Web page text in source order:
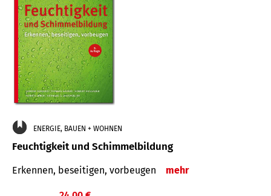
ENERGIE, BAUEN + WOHNEN
Feuchtigkeit und Schimmelbildung
Erkennen, beseitigen, vorbeugen mehr